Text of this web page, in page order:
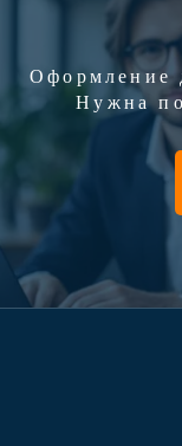
Оформление
Нужна